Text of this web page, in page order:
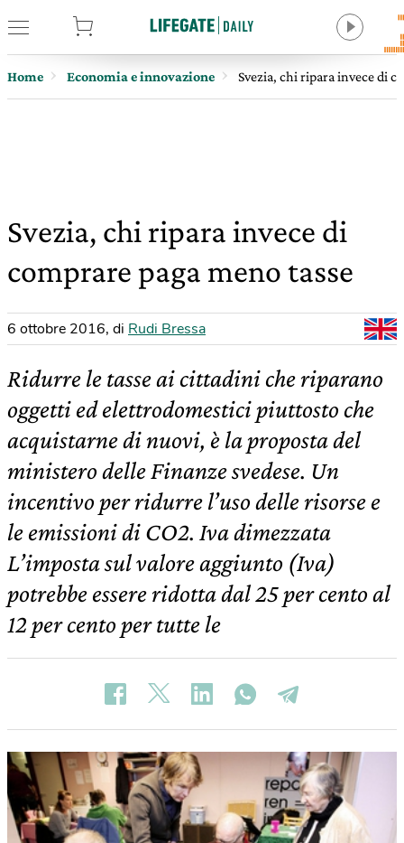
Home Economia e innovazione Svezia, chi ripara invece di
Svezia, chi ripara invece di
comprare paga meno tasse
6 ottobre 2016, di Rudi Bressa
Ridurre le tasse ai cittadini che riparano
oggetti ed elettrodomestici piuttosto che
acquistarne di nuovi, è la proposta del
ministero delle Finanze svedese. Un
incentivo per ridurre l’uso delle risorse e
le emissioni di CO2. Iva dimezzata
L’imposta sul valore aggiunto (Iva)
potrebbe essere ridotta dal 25 per cento al
12 per cento per tutte le